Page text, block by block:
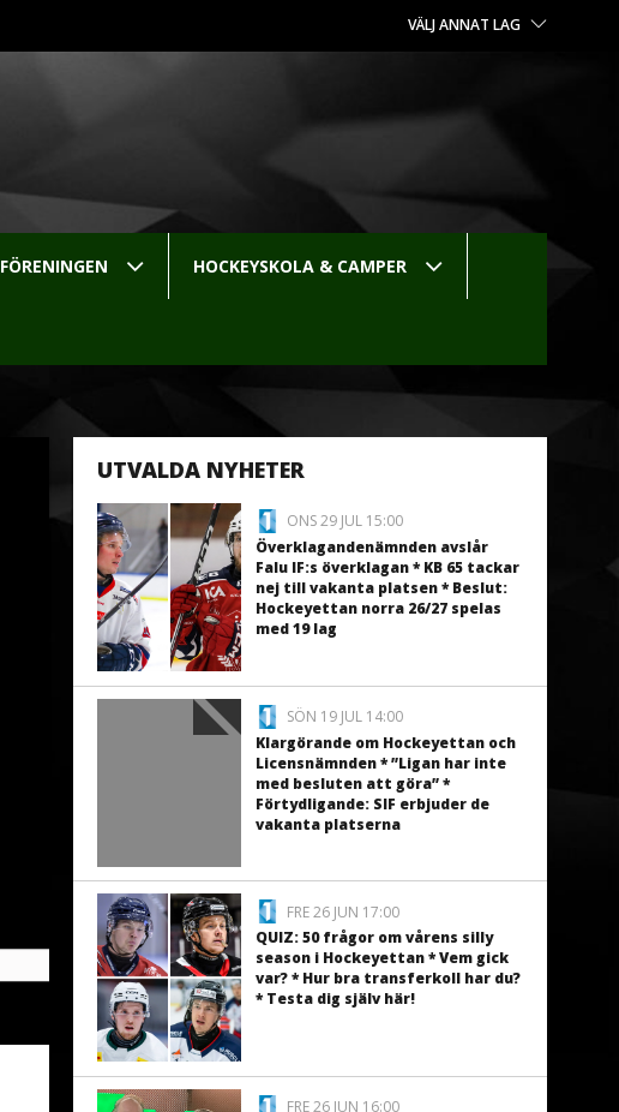
VÄLJ ANNAT LAG
FÖRENINGEN HOCKEYSKOLA & CAMPER
UTVALDA NYHETER
ONS 29 JUL 15:00
Överklagandenämnden avslår
Falu IF:s överklagan * KB 65 tackar
nej till vakanta platsen * Beslut:
Hockeyettan norra 26/27 spelas
med 19 lag
SÖN 19 JUL 14:00
Klargörande om Hockeyettan och
Licensnämnden * ”Ligan har inte
med besluten att göra” *
Förtydligande: SIF erbjuder de
vakanta platserna
FRE 26 JUN 17:00
QUIZ: 50 frågor om vårens silly
season i Hockeyettan * Vem gick
var? * Hur bra transferkoll har du?
* Testa dig själv här!
FRE 26 JUN 16:00